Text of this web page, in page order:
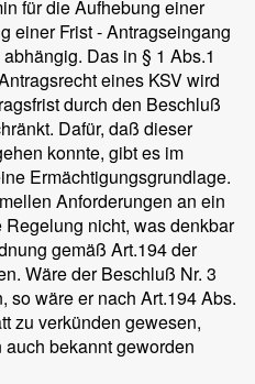
für die Aufhebung einer
einer Frist - Antragseingang
Das in § 1 Abs.1
eines KSV wird
durch den Beschluß
Dafür, daß dieser
konnte, gibt es im
Ermächtigungsgrundlage.
Anforderungen an ein
nicht, was denkbar
gemäß Art.194 der
Wäre der Beschluß Nr. 3
so wäre er nach Art.194 Abs.
zu verkünden gewesen,
bekannt geworden